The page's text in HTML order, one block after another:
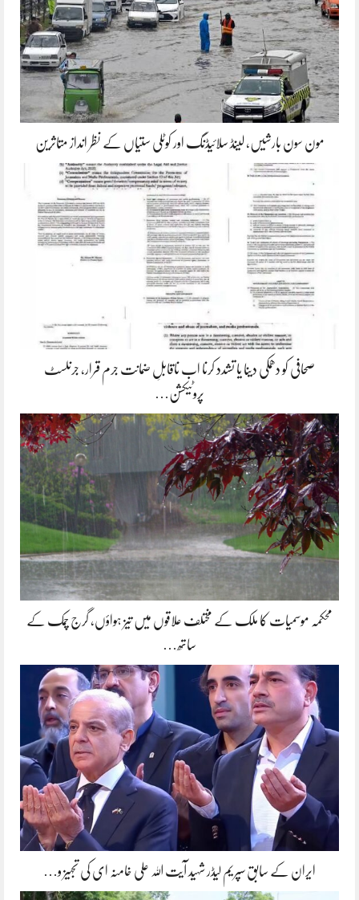
مون سون بارشیں، لینڈ سلائیڈنگ اور کوٹلی ستیاں کے نظر انداز متاثرین
صحافی کو دھمکی دینا یا تشدد کرنا اب ناقابلِ ضمانت جرم قرار، جرنلسٹ
پروٹیکشن…
محکمہ موسمیات کا ملک کے مختلف علاقوں میں تیز ہواؤں، گرج چمک کے
ساتھ…
ایران کے سابق سپریم لیڈر شہید آیت اللہ علی خامنہ ای کی تجہیز و…